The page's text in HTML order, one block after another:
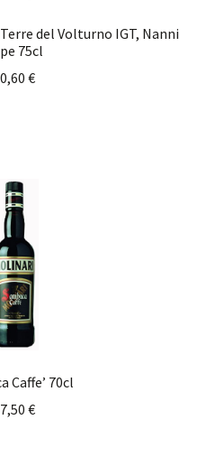
del Volturno IGT, Nanni
75cl
€
Caffe’ 70cl
€